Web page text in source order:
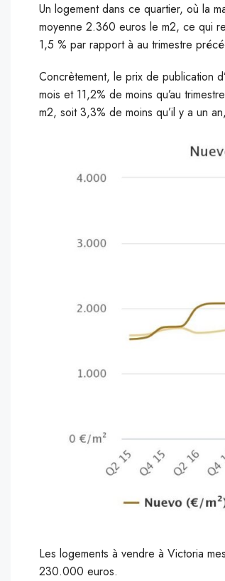
Un logement dans ce quartier, où la
moyenne 2.360 euros le m2, ce qui
1,5 % par rapport à au trimestre
Concrètement, le prix de publication
mois et 11,2% de moins qu’au
m2, soit 3,3% de moins qu’il y a un
Les logements à vendre à Victoria
230.000 euros.